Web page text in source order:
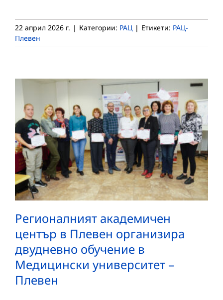
22 април 2026 г. | Категории: РАЦ | Етикети: РАЦ-
Плевен
Регионалният академичен
център в Плевен организира
двудневно обучение в
Медицински университет –
Плевен